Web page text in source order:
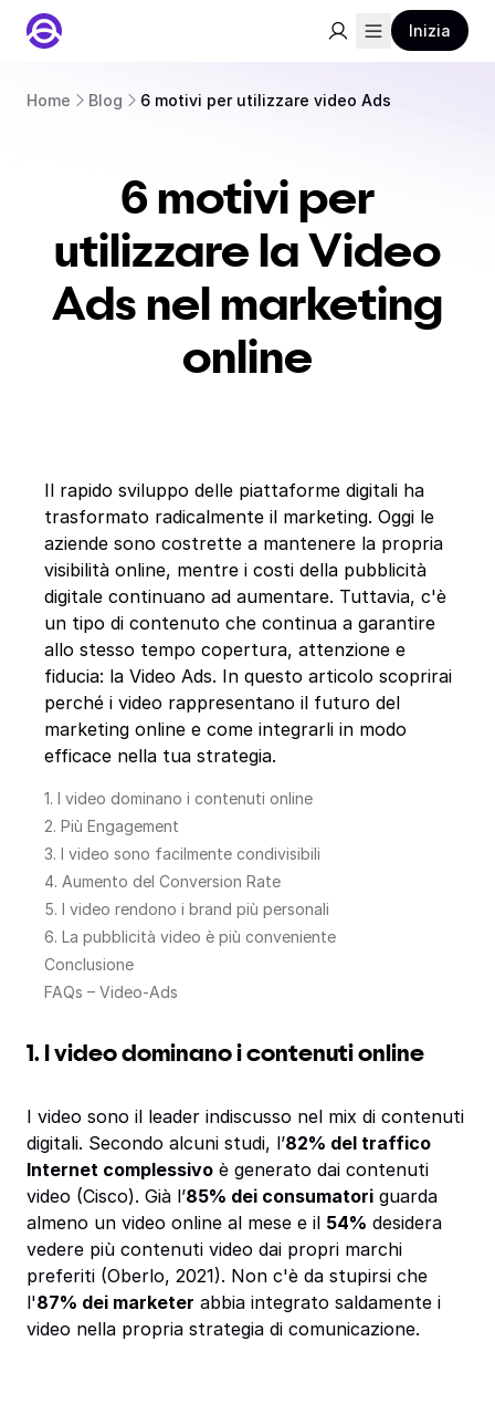
Inizia
Home Blog 6 motivi per utilizzare video Ads
6 motivi per
utilizzare la Video
Ads nel marketing
online
Il rapido sviluppo delle piattaforme digitali ha
trasformato radicalmente il marketing. Oggi le
aziende sono costrette a mantenere la propria
visibilità online, mentre i costi della pubblicità
digitale continuano ad aumentare. Tuttavia, c'è
un tipo di contenuto che continua a garantire
allo stesso tempo copertura, attenzione e
fiducia: la Video Ads. In questo articolo scoprirai
perché i video rappresentano il futuro del
marketing online e come integrarli in modo
efficace nella tua strategia.
1. I video dominano i contenuti online
2. Più Engagement
3. I video sono facilmente condivisibili
4. Aumento del Conversion Rate
5. I video rendono i brand più personali
6. La pubblicità video è più conveniente
Conclusione
FAQs – Video-Ads
1. I video dominano i contenuti online
I video sono il leader indiscusso nel mix di contenuti
digitali. Secondo alcuni studi, l’82% del traffico
Internet complessivo è generato dai contenuti
video (Cisco). Già l’85% dei consumatori guarda
almeno un video online al mese e il 54% desidera
vedere più contenuti video dai propri marchi
preferiti (Oberlo, 2021). Non c'è da stupirsi che
l'87% dei marketer abbia integrato saldamente i
video nella propria strategia di comunicazione.